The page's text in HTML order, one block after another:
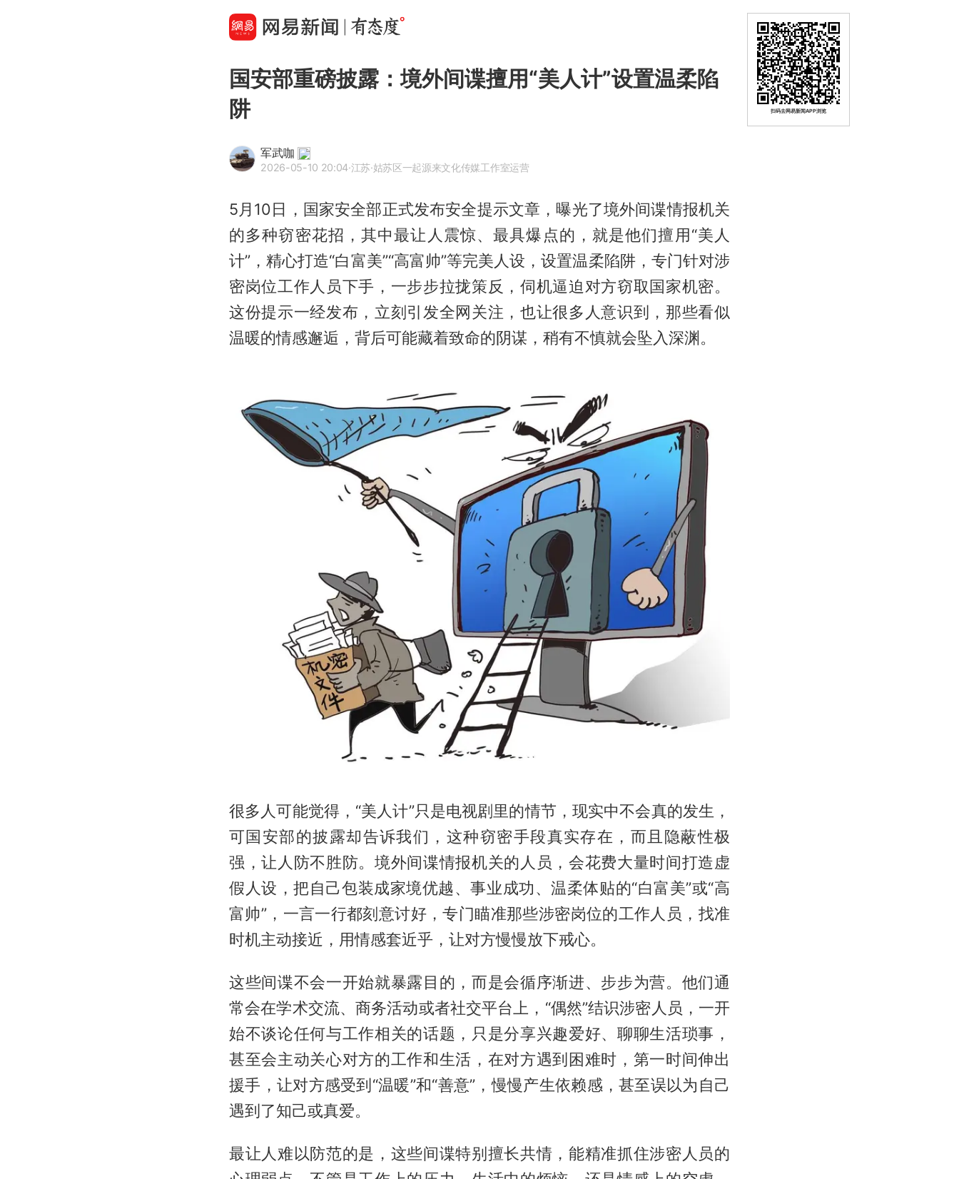
国安部重磅披露：境外间谍擅用“美人计”设置温柔陷
阱
军武咖
2026-05-10 20:04·江苏·姑苏区一起源来文化传媒工作室运营
5月10日，国家安全部正式发布安全提示文章，曝光了境外间谍情报机关
的多种窃密花招，其中最让人震惊、最具爆点的，就是他们擅用“美人
计”，精心打造“白富美”“高富帅”等完美人设，设置温柔陷阱，专门针对涉
密岗位工作人员下手，一步步拉拢策反，伺机逼迫对方窃取国家机密。
这份提示一经发布，立刻引发全网关注，也让很多人意识到，那些看似
温暖的情感邂逅，背后可能藏着致命的阴谋，稍有不慎就会坠入深渊。
很多人可能觉得，“美人计”只是电视剧里的情节，现实中不会真的发生，
可国安部的披露却告诉我们，这种窃密手段真实存在，而且隐蔽性极
强，让人防不胜防。境外间谍情报机关的人员，会花费大量时间打造虚
假人设，把自己包装成家境优越、事业成功、温柔体贴的“白富美”或“高
富帅”，一言一行都刻意讨好，专门瞄准那些涉密岗位的工作人员，找准
时机主动接近，用情感套近乎，让对方慢慢放下戒心。
这些间谍不会一开始就暴露目的，而是会循序渐进、步步为营。他们通
常会在学术交流、商务活动或者社交平台上，“偶然”结识涉密人员，一开
始不谈论任何与工作相关的话题，只是分享兴趣爱好、聊聊生活琐事，
甚至会主动关心对方的工作和生活，在对方遇到困难时，第一时间伸出
援手，让对方感受到“温暖”和“善意”，慢慢产生依赖感，甚至误以为自己
遇到了知己或真爱。
最让人难以防范的是，这些间谍特别擅长共情，能精准抓住涉密人员的
扫码去网易新闻APP浏览